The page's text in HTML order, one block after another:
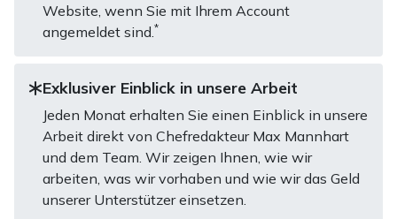
Website, wenn Sie mit Ihrem Account
angemeldet sind.*
Exklusiver Einblick in unsere Arbeit
Jeden Monat erhalten Sie einen Einblick in unsere
Arbeit direkt von Chefredakteur Max Mannhart
und dem Team. Wir zeigen Ihnen, wie wir
arbeiten, was wir vorhaben und wie wir das Geld
unserer Unterstützer einsetzen.